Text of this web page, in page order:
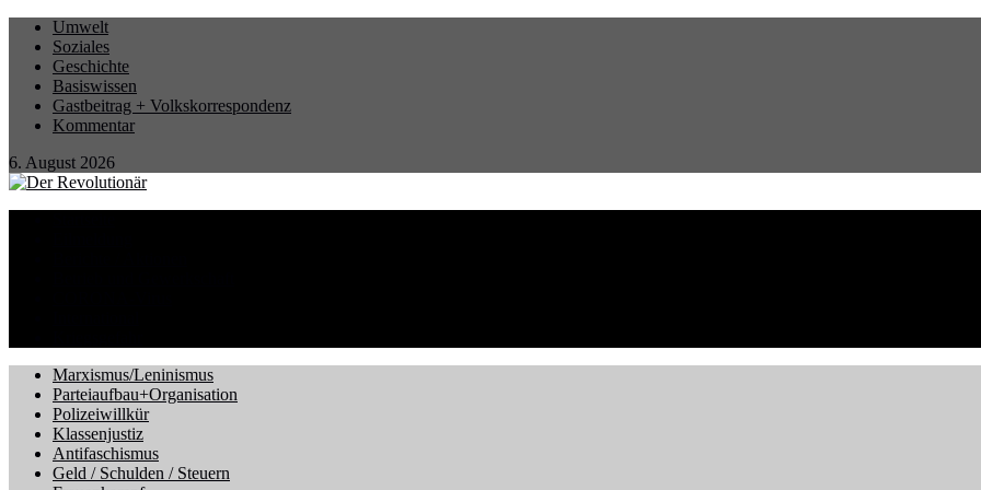
Umwelt
Soziales
Geschichte
Basiswissen
Gastbeitrag + Volkskorrespondenz
Kommentar
6. August 2026
Marxismus/Leninismus
Parteiaufbau+Organisation
Polizeiwillkür
Klassenjustiz
Antifaschismus
Geld / Schulden / Steuern